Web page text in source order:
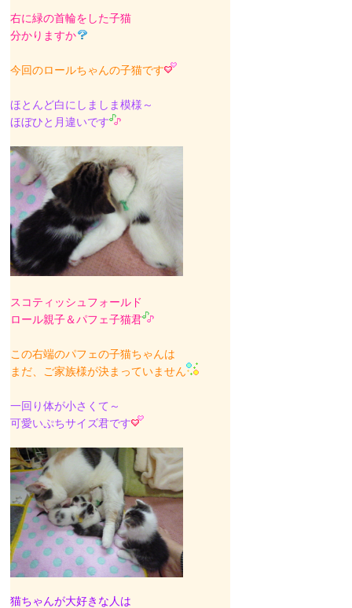
右に緑の首輪をした子猫
分かりますか
今回のロールちゃんの子猫です
ほとんど白にしましま模様～
ほぼひと月違いです
スコティッシュフォールド
ロール親子＆パフェ子猫君
この右端のパフェの子猫ちゃんは
まだ、ご家族様が決まっていません
一回り体が小さくて～
可愛いぷちサイズ君です
猫ちゃんが大好きな人は